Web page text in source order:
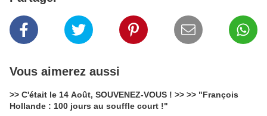
Vous aimerez aussi
>> C'était le 14 Août, SOUVENEZ-VOUS ! >> >> "François
Hollande : 100 jours au souffle court !"